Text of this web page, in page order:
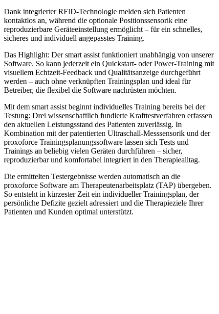
Dank integrierter RFID-Technologie melden sich Patienten
kontaktlos an, während die optionale Positionssensorik eine
reproduzierbare Geräteeinstellung ermöglicht – für ein schnelles,
sicheres und individuell angepasstes Training.
Das Highlight: Der smart assist funktioniert unabhängig von unserer
Software. So kann jederzeit ein Quickstart- oder Power-Training mit
visuellem Echtzeit-Feedback und Qualitätsanzeige durchgeführt
werden – auch ohne verknüpften Trainingsplan und ideal für
Betreiber, die flexibel die Software nachrüsten möchten.
Mit dem smart assist beginnt individuelles Training bereits bei der
Testung: Drei wissenschaftlich fundierte Krafttestverfahren erfassen
den aktuellen Leistungsstand des Patienten zuverlässig. In
Kombination mit der patentierten Ultraschall-Messsensorik und der
proxoforce Trainingsplanungssoftware lassen sich Tests und
Trainings an beliebig vielen Geräten durchführen – sicher,
reproduzierbar und komfortabel integriert in den Therapiealltag.
Die ermittelten Testergebnisse werden automatisch an die
proxoforce Software am Therapeutenarbeitsplatz (TAP) übergeben.
So entsteht in kürzester Zeit ein individueller Trainingsplan, der
persönliche Defizite gezielt adressiert und die Therapieziele Ihrer
Patienten und Kunden optimal unterstützt.